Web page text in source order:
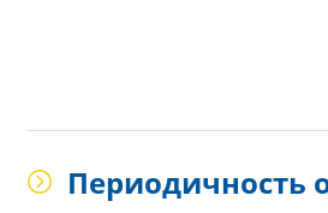
Периодичность